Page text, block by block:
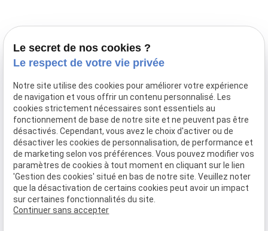
03 28 68 82 00
06 80 84 45 90
Adresse
10, chemin de Cassel
59470 BOLLEZEELE
Horaires
09:00 - 17:00
Lundi - Samedi
Le secret de nos cookies ?
Le respect de votre vie privée
Notre site utilise des cookies pour améliorer votre expérience
de navigation et vous offrir un contenu personnalisé. Les
cookies strictement nécessaires sont essentiels au
fonctionnement de base de notre site et ne peuvent pas être
désactivés. Cependant, vous avez le choix d'activer ou de
désactiver les cookies de personnalisation, de performance et
de marketing selon vos préférences. Vous pouvez modifier vos
paramètres de cookies à tout moment en cliquant sur le lien
'Gestion des cookies' situé en bas de notre site. Veuillez noter
que la désactivation de certains cookies peut avoir un impact
sur certaines fonctionnalités du site.
Continuer sans accepter